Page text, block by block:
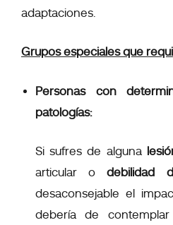
adaptaciones.
Grupos especiales que
Personas con
patologías:
Si sufres de alguna
articular odebilidad
desaconsejable el
debería de